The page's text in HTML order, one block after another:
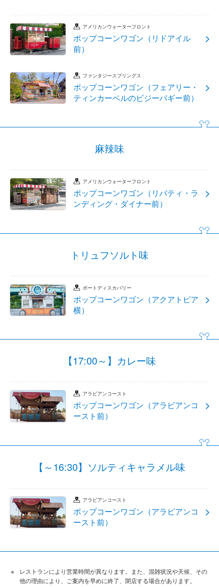
アメリカンウォーターフロント
ポップコーンワゴン（リドアイル
前）
ファンタジースプリングス
ポップコーンワゴン（フェアリー・
ティンカーベルのビジーバギー前）
麻辣味
アメリカンウォーターフロント
ポップコーンワゴン（リバティ・ラ
ンディング・ダイナー前）
トリュフソルト味
ポートディスカバリー
ポップコーンワゴン（アクアトピア
横）
【17:00～】カレー味
アラビアンコースト
ポップコーンワゴン（アラビアンコ
ースト前）
【～16:30】ソルティキャラメル味
アラビアンコースト
ポップコーンワゴン（アラビアンコ
ースト前）
レストランにより営業時間が異なります。また、混雑状況や天候、その
他の理由により、ご案内を早めに終了、閉店する場合があります。